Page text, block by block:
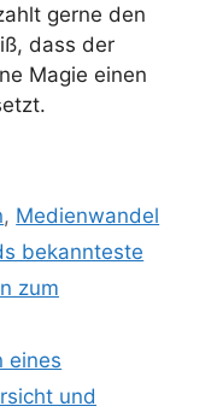
gerne den
dass der
Magie einen
, Medienwandel
bekannteste
zum
eines
und